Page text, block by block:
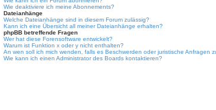
Wie deaktiviere ich meine Abonnements?
Dateianhänge
Welche Dateianhänge sind in diesem Forum zulässig?
Kann ich eine Übersicht all meiner Dateianhänge erhalten?
phpBB betreffende Fragen
Wer hat diese Forensoftware entwickelt?
Warum ist Funktion x oder y nicht enthalten?
An wen soll ich mich wenden, falls es Beschwerden oder juristische Anfragen
Wie kann ich einen Administrator des Boards kontaktieren?